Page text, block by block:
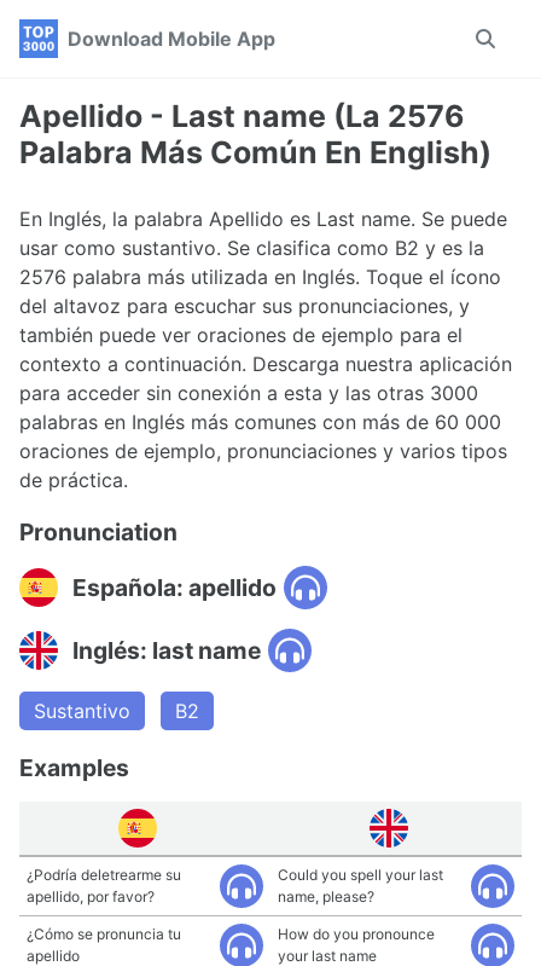
Skip
navigation
Skip
Skip
Download Mobile App
Toggle
Apellido - Last name (La 2576
Palabra Más Común En English)
En Inglés, la palabra Apellido es Last name. Se puede
usar como sustantivo. Se clasifica como B2 y es la
2576 palabra más utilizada en Inglés. Toque el ícono
del altavoz para escuchar sus pronunciaciones, y
también puede ver oraciones de ejemplo para el
contexto a continuación. Descarga nuestra aplicación
para acceder sin conexión a esta y las otras 3000
palabras en Inglés más comunes con más de 60 000
oraciones de ejemplo, pronunciaciones y varios tipos
de práctica.
Pronunciation
Española: apellido
Inglés: last name
Sustantivo B2
Examples
¿Podría deletrearme su
apellido, por favor?
Could you spell your last
name, please?
¿Cómo se pronuncia tu
apellido
How do you pronounce
your last name